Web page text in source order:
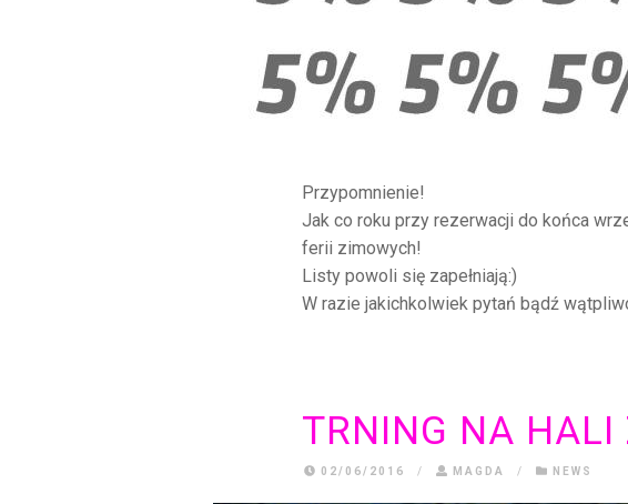
Przypomnienie!
Jak co roku przy rezerwacji do końca
ferii zimowych!
Listy powoli się zapełniają:)
W razie jakichkolwiek pytań bądź
TRNING NA HALI
02/06/2016 / MAGDA / NEWS